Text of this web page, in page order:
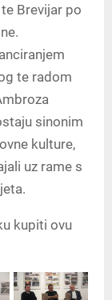
Brevijar po
te radom
sinonim
kulture,
uz rame s
kupiti ovu